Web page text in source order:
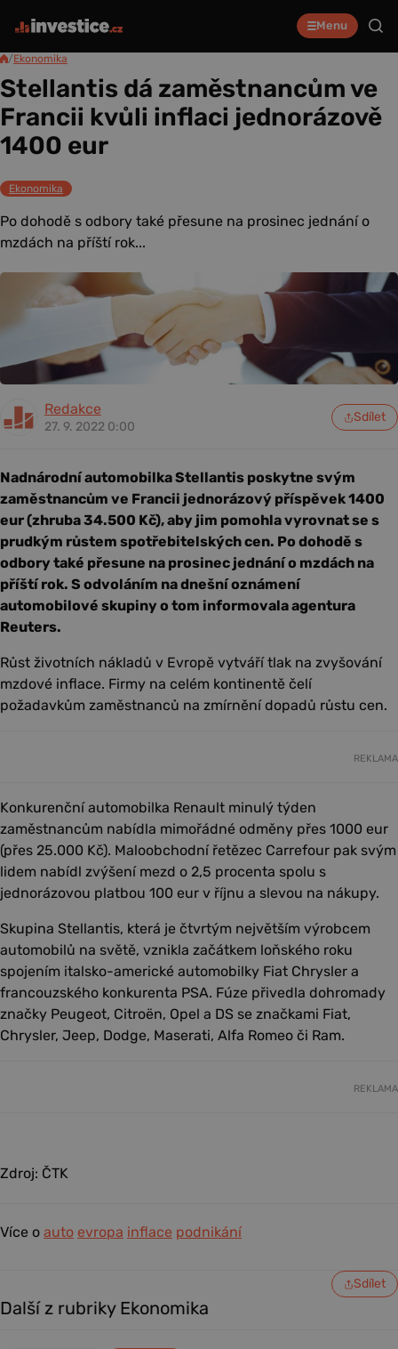
Menu
/Ekonomika
Stellantis dá zaměstnancům ve
Francii kvůli inflaci jednorázově
1400 eur
Ekonomika
Po dohodě s odbory také přesune na prosinec jednání o
mzdách na příští rok...
Redakce
27. 9. 2022 0:00
Sdílet
Nadnárodní automobilka Stellantis poskytne svým
zaměstnancům ve Francii jednorázový příspěvek 1400
eur (zhruba 34.500 Kč), aby jim pomohla vyrovnat se s
prudkým růstem spotřebitelských cen. Po dohodě s
odbory také přesune na prosinec jednání o mzdách na
příští rok. S odvoláním na dnešní oznámení
automobilové skupiny o tom informovala agentura
Reuters.
Růst životních nákladů v Evropě vytváří tlak na zvyšování
mzdové inflace. Firmy na celém kontinentě čelí
požadavkům zaměstnanců na zmírnění dopadů růstu cen.
REKLAMA
Konkurenční automobilka Renault minulý týden
zaměstnancům nabídla mimořádné odměny přes 1000 eur
(přes 25.000 Kč). Maloobchodní řetězec Carrefour pak svým
lidem nabídl zvýšení mezd o 2,5 procenta spolu s
jednorázovou platbou 100 eur v říjnu a slevou na nákupy.
Skupina Stellantis, která je čtvrtým největším výrobcem
automobilů na světě, vznikla začátkem loňského roku
spojením italsko-americké automobilky Fiat Chrysler a
francouzského konkurenta PSA. Fúze přivedla dohromady
značky Peugeot, Citroën, Opel a DS se značkami Fiat,
Chrysler, Jeep, Dodge, Maserati, Alfa Romeo či Ram.
REKLAMA
Zdroj: ČTK
Více o auto evropa inflace podnikání
Sdílet
Další z rubriky Ekonomika